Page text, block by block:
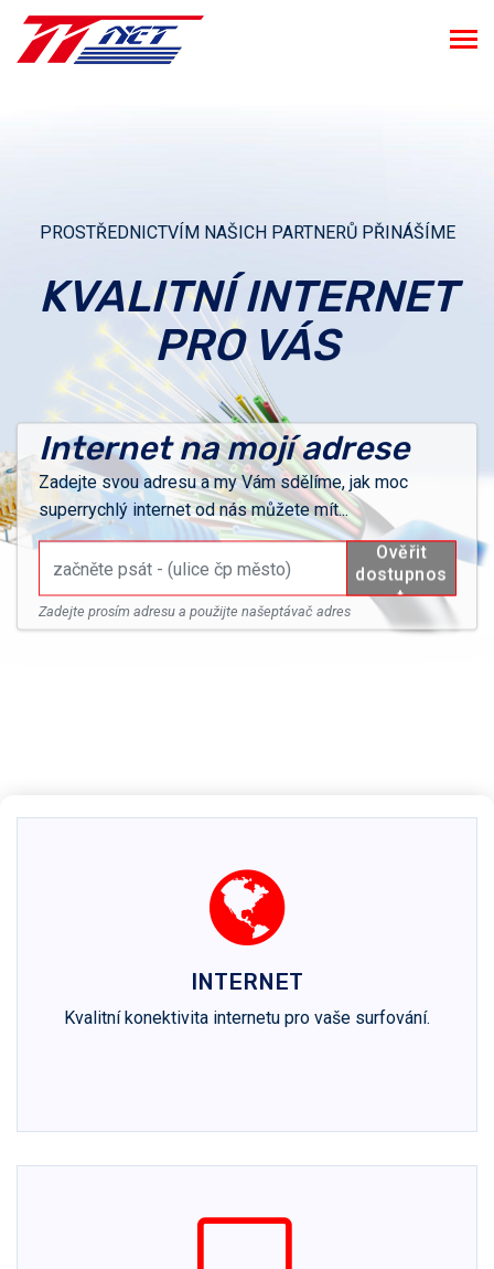
PROSTŘEDNICTVÍM NAŠICH PARTNERŮ PŘINÁŠÍME
KVALITNÍ INTERNET
PRO VÁS
Internet na mojí adrese
Zadejte svou adresu a my Vám sdělíme, jak moc
superrychlý internet od nás můžete mít...
Zadejte prosím adresu a použijte našeptávač adres
INTERNET
Kvalitní konektivita internetu pro vaše surfování.